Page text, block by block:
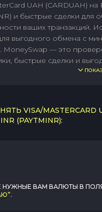
UAH (CARDUAH) на
и быстрые сделки для
ваших транзакций.
выгодного обмена с
MoneySwap — это
быстрые сделки и
VISA/MASTERCARD
(PAYTMINR):
НУЖНЫЕ ВАМ ВАЛЮТЫ В
.